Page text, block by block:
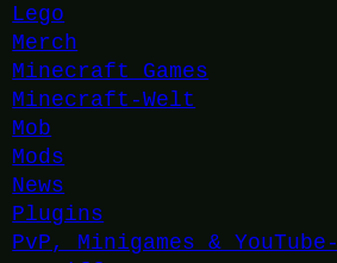
Lego
Merch
Minecraft Games
Minecraft-Welt
Mob
Mods
News
Plugins
PvP, Minigames & YouTube-